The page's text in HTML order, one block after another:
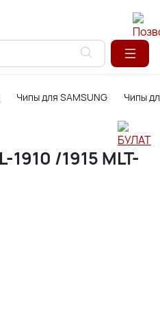
Чипы для SAMSUNG Чипы
/1915 MLT-